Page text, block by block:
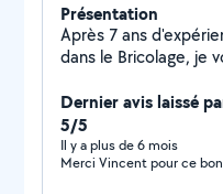
Présentation
Après 7 ans
dans le Bricolage, je
dépannages.
Dernier avis laissé
5/5
Il y a plus de 6 mois
Merci Vincent pour ce